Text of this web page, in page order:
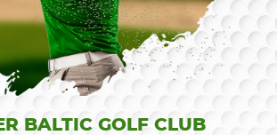
BALTIC GOLF CLUB